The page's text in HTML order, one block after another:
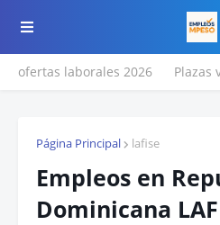
ofertas laborales 2026 Plazas
Página Principal lafise
Empleos en
Dominicana